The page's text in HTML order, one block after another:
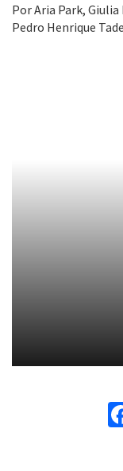
Por Aria Park,
Pedro Henrique